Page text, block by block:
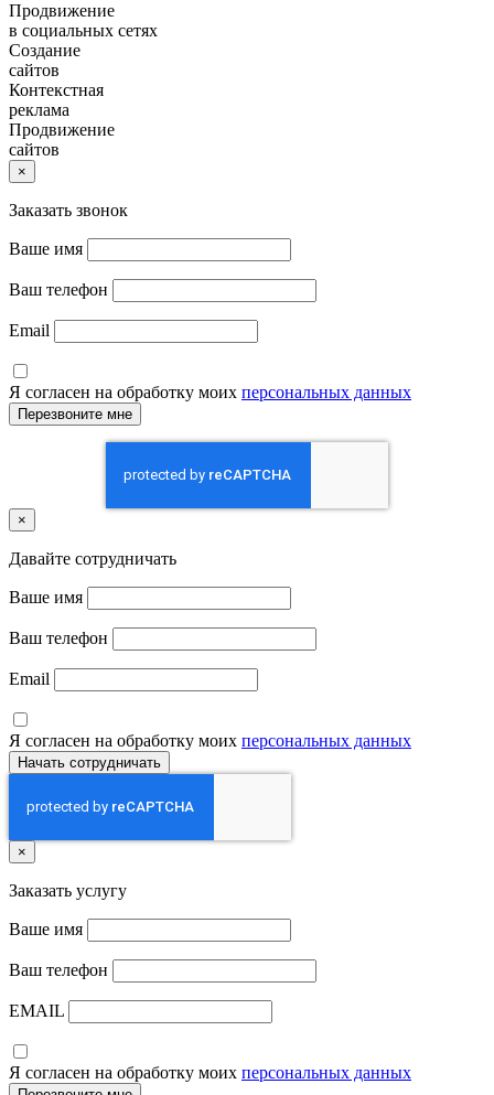
Продвижение
в социальных сетях
Создание
сайтов
Контекстная
реклама
Продвижение
сайтов
×
Заказать звонок
Ваше имя
Ваш телефон
Email
Я согласен на обработку моих персональных данных
×
Давайте сотрудничать
Ваше имя
Ваш телефон
Email
Я согласен на обработку моих персональных данных
×
Заказать услугу
Ваше имя
Ваш телефон
EMAIL
Я согласен на обработку моих персональных данных